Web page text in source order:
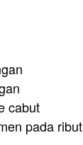
cabut
pada ribut